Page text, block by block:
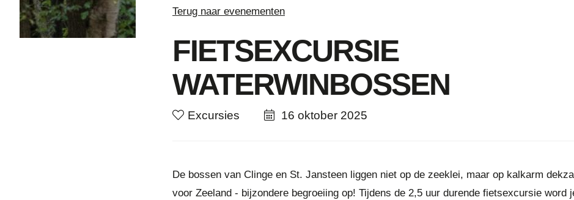
Terug naar evenementen
FIETSEXCURSIE
WATERWINBOSSEN
Excursies 16 oktober 2025
De bossen van Clinge en St. Jansteen liggen niet op de zeeklei, maar op kalkarm
voor Zeeland - bijzondere begroeiing op! Tijdens de 2,5 uur durende fietsexcursie word